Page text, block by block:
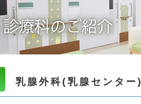
乳腺外科(乳腺センター)